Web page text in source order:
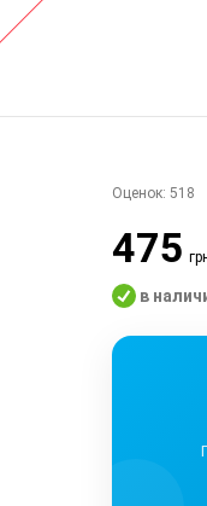
Оценок: 518
475
в